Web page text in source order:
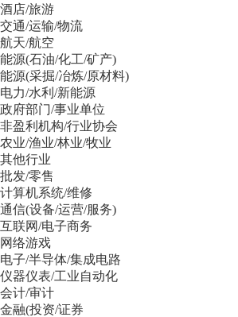
酒店/旅游
交通/运输/物流
航天/航空
能源(石油/化工/矿产)
能源(采掘/冶炼/原材料)
电力/水利/新能源
政府部门/事业单位
非盈利机构/行业协会
农业/渔业/林业/牧业
其他行业
批发/零售
计算机系统/维修
通信(设备/运营/服务)
互联网/电子商务
网络游戏
电子/半导体/集成电路
仪器仪表/工业自动化
会计/审计
金融(投资/证券